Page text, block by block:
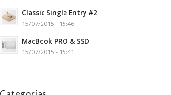
Classic Single Entry #2
15/07/2015 - 15:46
MacBook PRO & SSD
15/07/2015 - 15:41